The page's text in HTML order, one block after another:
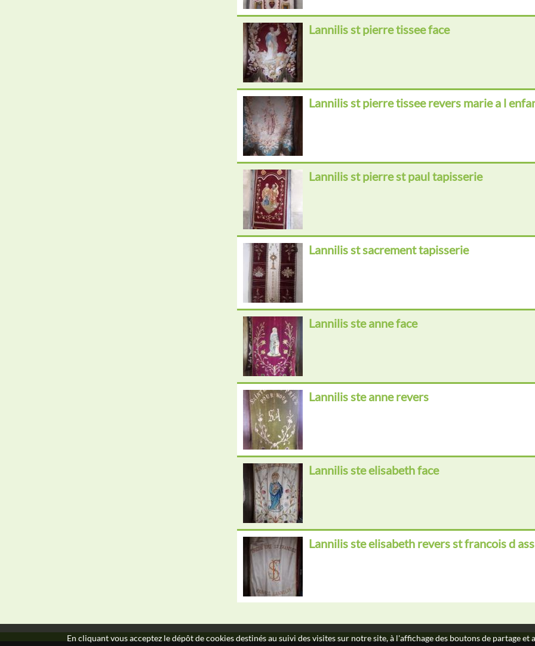
Lannilis st pierre tissee face
Lannilis st pierre tissee revers marie a l
Lannilis st pierre st paul tapisserie
Lannilis st sacrement tapisserie
Lannilis ste anne face
Lannilis ste anne revers
Lannilis ste elisabeth face
Lannilis ste elisabeth revers st francois d
En cliquant vous acceptez le dépôt de cookies destinés au suivi des visites sur notre site, à l'affichage des boutons de partage